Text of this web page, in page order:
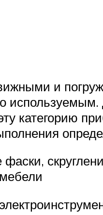
и
категорию